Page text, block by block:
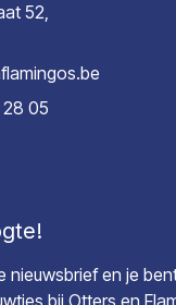
52,
05
nieuwsbrief en je
bij Otters en